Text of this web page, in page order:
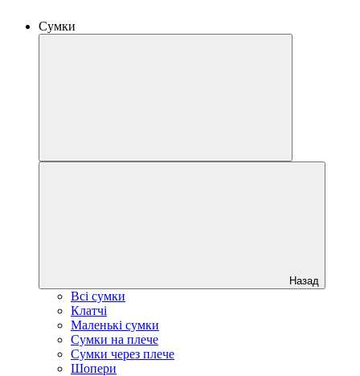
Сумки
Назад
Всі сумки
Клатчі
Маленькі сумки
Сумки на плече
Сумки через плече
Шопери